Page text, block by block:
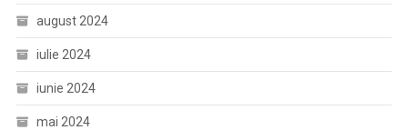
august 2024
iulie 2024
iunie 2024
mai 2024